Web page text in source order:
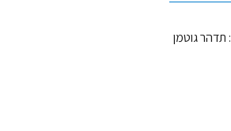
תדהר גוטמן